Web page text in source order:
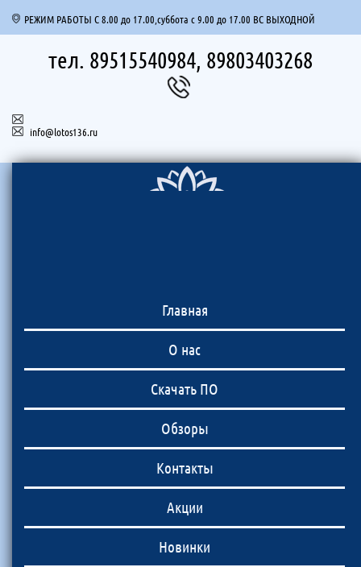
РЕЖИМ РАБОТЫ С 8.00 до 17.00,суббота с 9.00 до 17.00 ВС ВЫХОДНОЙ
тел. 89515540984, 89803403268
info@lotos136.ru
Главная
О нас
Скачать ПО
Обзоры
Контакты
Акции
Новинки